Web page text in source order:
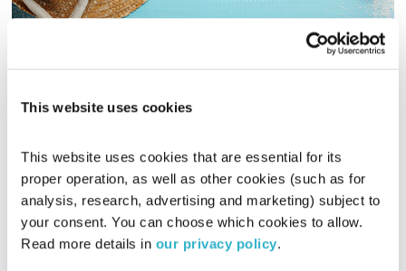
This website uses cookies
This website uses cookies that are essential for its
proper operation, as well as other cookies (such as for
analysis, research, advertising and marketing) subject to
your consent. You can choose which cookies to allow.
Read more details in our privacy policy.
00:58:58
גלית גורא עיני מגישה את הגרסה הקיצית והמרעננת של מנועים
קדימה